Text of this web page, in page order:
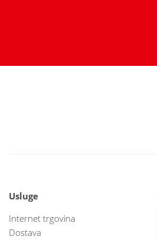
Usluge
Internet trgovina
Dostava